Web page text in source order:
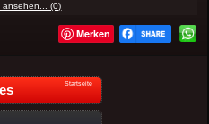
ansehen... (0)
Merken
Startseite